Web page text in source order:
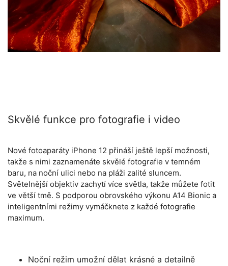
Skvělé funkce pro fotografie i video
Nové fotoaparáty iPhone 12 přináší ještě lepší možnosti,
takže s nimi zaznamenáte skvělé fotografie v temném
baru, na noční ulici nebo na pláži zalité sluncem.
Světelnější objektiv zachytí více světla, takže můžete fotit
ve větší tmě. S podporou obrovského výkonu A14 Bionic a
inteligentními režimy vymáčknete z každé fotografie
maximum.
Noční režim umožní dělat krásné a detailně